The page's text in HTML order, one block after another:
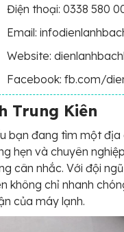
Điện thoại: 0338 580
Email:
Website:
Facebook: fb.com/
Trung Kiên
bạn đang tìm một địa
hẹn và chuyên
cân nhắc. Với đội
không chỉ nhanh
của máy lạnh.